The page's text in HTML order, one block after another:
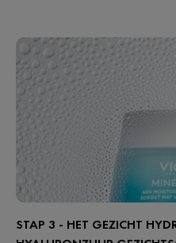
STAP 3 - HET GEZICHT